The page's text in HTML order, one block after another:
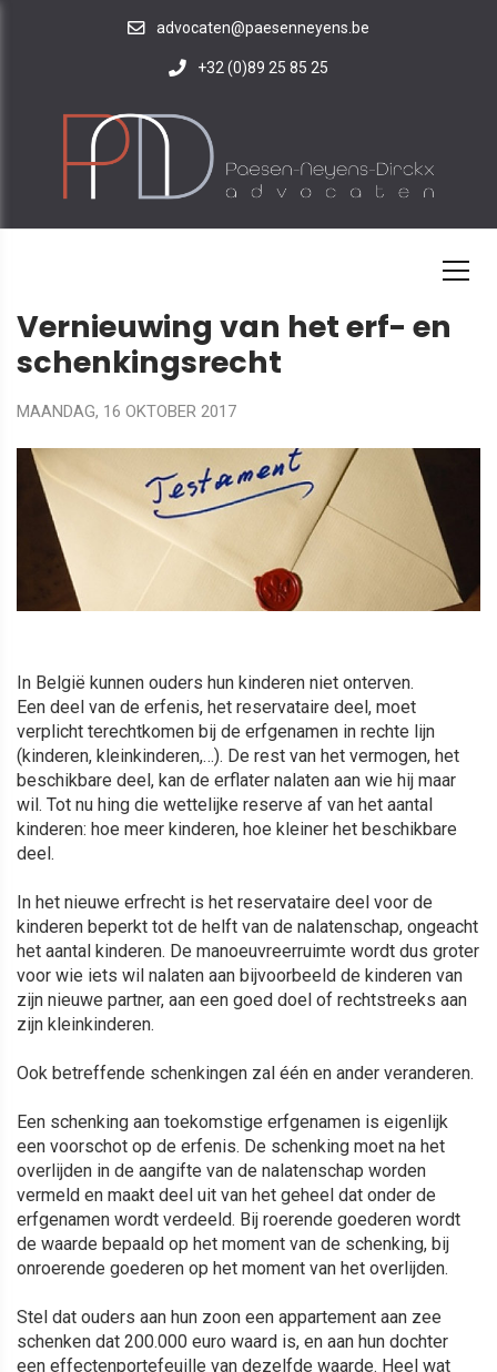
advocaten@paesenneyens.be
+32 (0)89 25 85 25
Vernieuwing van het erf- en
schenkingsrecht
MAANDAG, 16 OKTOBER 2017
In België kunnen ouders hun kinderen niet onterven.
Een deel van de erfenis, het reservataire deel, moet
verplicht terechtkomen bij de erfgenamen in rechte lijn
(kinderen, kleinkinderen,…). De rest van het vermogen, het
beschikbare deel, kan de erflater nalaten aan wie hij maar
wil. Tot nu hing die wettelijke reserve af van het aantal
kinderen: hoe meer kinderen, hoe kleiner het beschikbare
deel.
In het nieuwe erfrecht is het reservataire deel voor de
kinderen beperkt tot de helft van de nalatenschap, ongeacht
het aantal kinderen. De manoeuvreerruimte wordt dus groter
voor wie iets wil nalaten aan bijvoorbeeld de kinderen van
zijn nieuwe partner, aan een goed doel of rechtstreeks aan
zijn kleinkinderen.
Ook betreffende schenkingen zal één en ander veranderen.
Een schenking aan toekomstige erfgenamen is eigenlijk
een voorschot op de erfenis. De schenking moet na het
overlijden in de aangifte van de nalatenschap worden
vermeld en maakt deel uit van het geheel dat onder de
erfgenamen wordt verdeeld. Bij roerende goederen wordt
de waarde bepaald op het moment van de schenking, bij
onroerende goederen op het moment van het overlijden.
Stel dat ouders aan hun zoon een appartement aan zee
schenken dat 200.000 euro waard is, en aan hun dochter
een effectenportefeuille van dezelfde waarde. Heel wat